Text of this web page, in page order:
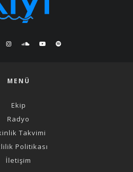
MENÜ
Ekip
Radyo
Takvimi
Politikası
İletişim